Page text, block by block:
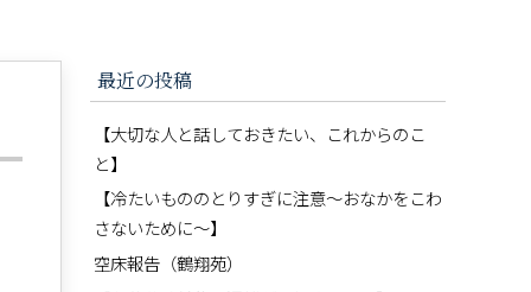
最近の投稿
【大切な人と話しておきたい、これからのこ
と】
【冷たいもののとりすぎに注意〜おなかをこわ
さないために〜】
空床報告（鶴翔苑）